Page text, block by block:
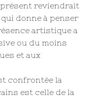
reviendrait
donne à penser
artistique a
ou du moins
et aux
confrontée la
est celle de la